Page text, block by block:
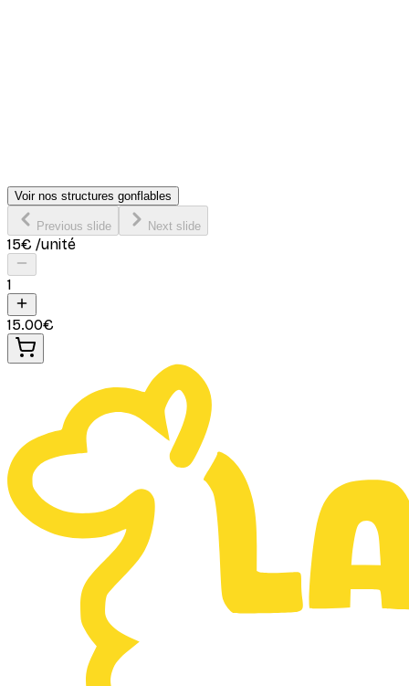
Voir nos structures gonflables
Previous slide Next slide
15€ /unité
1
15.00€